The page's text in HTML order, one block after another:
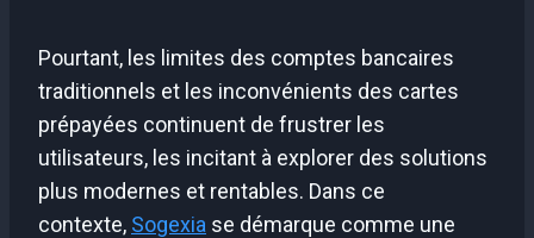
Pourtant, les limites des comptes bancaires
traditionnels et les inconvénients des cartes
prépayées continuent de frustrer les
utilisateurs, les incitant à explorer des solutions
plus modernes et rentables. Dans ce
contexte, Sogexia se démarque comme une